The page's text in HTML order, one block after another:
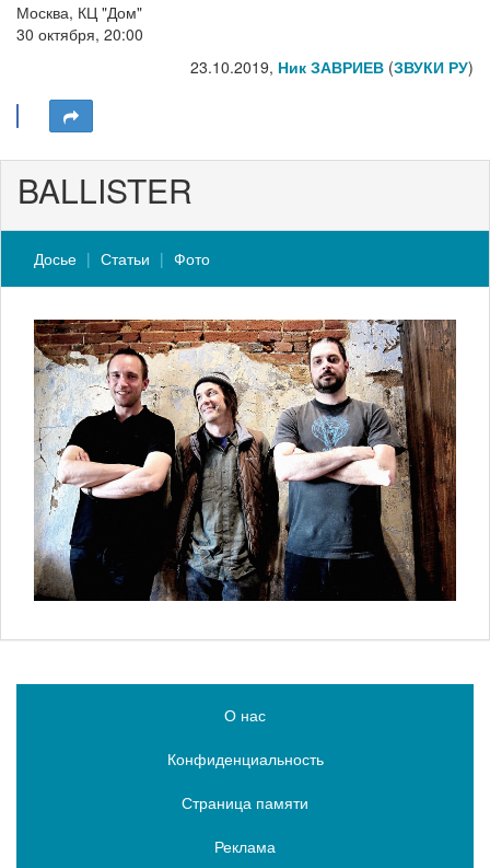
Москва, КЦ "Дом"
30 октября, 20:00
23.10.2019, Ник ЗАВРИЕВ (ЗВУКИ РУ)
BALLISTER
Досье Статьи Фото
О нас
Конфиденциальность
Страница памяти
Реклама